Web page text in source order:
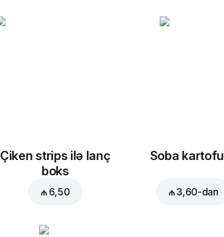
Çiken strips ilə lanç
boks
₼ 6,50
Soba kartofu
₼ 3,60-dan